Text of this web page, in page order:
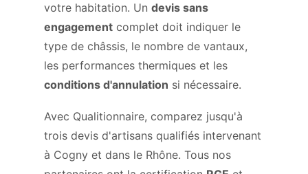
votre habitation. Un devis sans
engagement complet doit indiquer le
type de châssis, le nombre de vantaux,
les performances thermiques et les
conditions d'annulation si nécessaire.
Avec Qualitionnaire, comparez jusqu'à
trois devis d'artisans qualifiés intervenant
à Cogny et dans le Rhône. Tous nos